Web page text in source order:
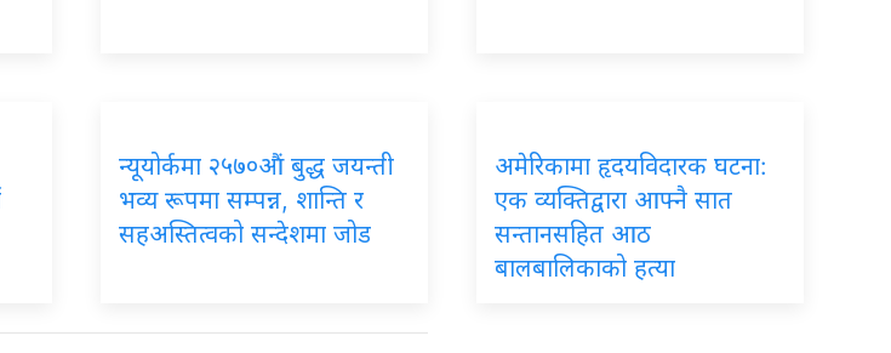
न्यूयोर्कमा २५७०औं बुद्ध जयन्ती
भव्य रूपमा सम्पन्न, शान्ति र
सहअस्तित्वको सन्देशमा जोड
अमेरिकामा हृदयविदारक घटना:
एक व्यक्तिद्वारा आफ्नै सात
सन्तानसहित आठ
बालबालिकाको हत्या